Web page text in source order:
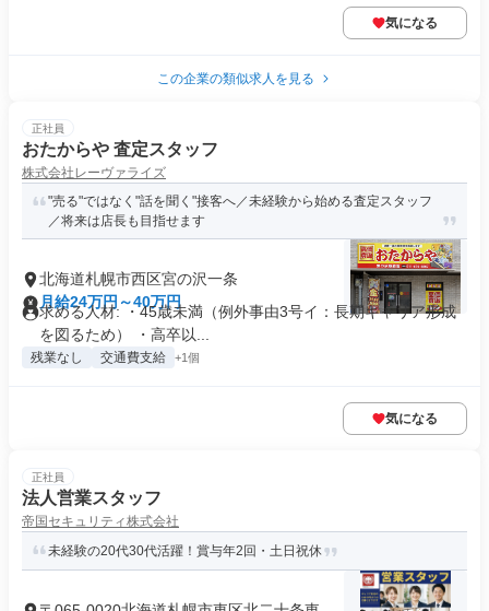
気になる
この企業の類似求人を見る
正社員
おたからや 査定スタッフ
株式会社レーヴァライズ
"売る"ではなく"話を聞く"接客へ／未経験から始める査定スタッフ
／将来は店長も目指せます
北海道札幌市西区宮の沢一条
月給24万円～40万円
求める人材: ・45歳未満（例外事由3号イ：長期キャリア形成
を図るため） ・高卒以...
残業なし 交通費支給 +1個
気になる
正社員
法人営業スタッフ
帝国セキュリティ株式会社
未経験の20代30代活躍！賞与年2回・土日祝休